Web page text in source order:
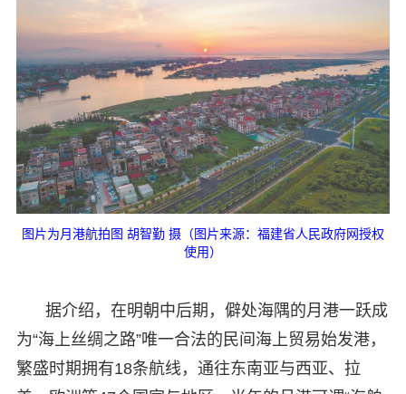
图片为月港航拍图 胡智勤 摄（图片来源：福建省人民政府网授权
使用）
据介绍，在明朝中后期，僻处海隅的月港一跃成
为“海上丝绸之路”唯一合法的民间海上贸易始发港，
繁盛时期拥有18条航线，通往东南亚与西亚、拉